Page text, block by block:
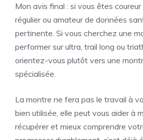
Mon avis final : si vous êtes
régulier ou amateur de données
pertinente. Si vous cherchez une
performer sur ultra, trail long ou
orientez-vous plutôt vers une
spécialisée.
La montre ne fera pas le travail à
bien utilisée, elle peut vous aider à
récupérer et mieux comprendre